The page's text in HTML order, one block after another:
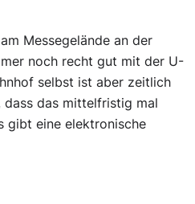
Messegelände an der
noch recht gut mit der U-
selbst ist aber zeitlich
dass das mittelfristig mal
gibt eine elektronische